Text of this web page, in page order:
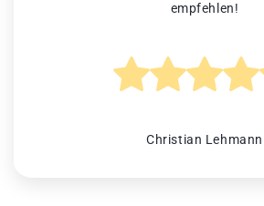
empfehlen!
Christian Lehmann